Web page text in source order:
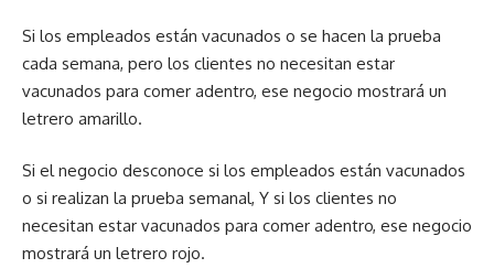
Si los empleados están vacunados o se hacen la prueba
cada semana, pero los clientes no necesitan estar
vacunados para comer adentro, ese negocio mostrará un
letrero amarillo.
Si el negocio desconoce si los empleados están vacunados
o si realizan la prueba semanal, Y si los clientes no
necesitan estar vacunados para comer adentro, ese negocio
mostrará un letrero rojo.